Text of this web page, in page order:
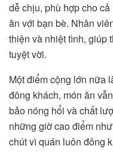
dễ chịu, phù hợp cho
ăn với bạn bè. Nhân
thiện và nhiệt tình, giúp
tuyệt vời.
Một điểm cộng lớn nữa
đông khách, món ăn
bảo nóng hổi và chất
những giờ cao điểm
chút vì quán luôn đông